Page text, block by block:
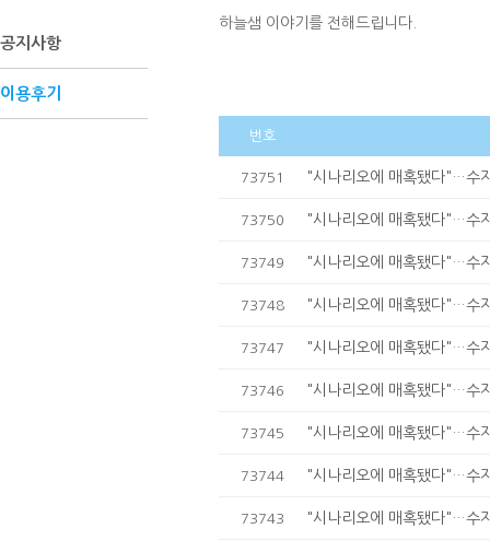
공지사항
이용후기
하늘샘 이야기를 전해드립니다.
번호
73751 "시나리오에 매혹됐다"…수
73750 "시나리오에 매혹됐다"…수
73749 "시나리오에 매혹됐다"…수
73748 "시나리오에 매혹됐다"…수
73747 "시나리오에 매혹됐다"…수
73746 "시나리오에 매혹됐다"…수
73745 "시나리오에 매혹됐다"…수
73744 "시나리오에 매혹됐다"…수
73743 "시나리오에 매혹됐다"…수